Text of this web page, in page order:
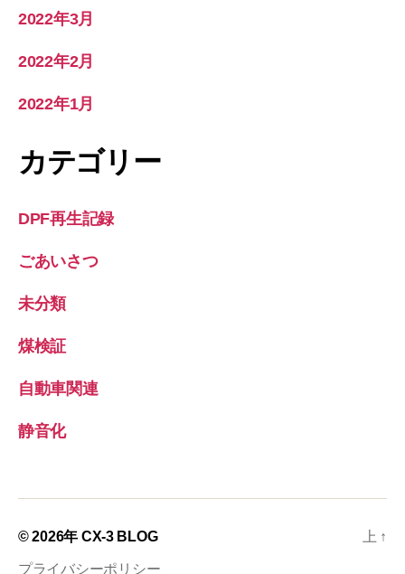
2022年3月
2022年2月
2022年1月
カテゴリー
DPF再生記録
ごあいさつ
未分類
煤検証
自動車関連
静音化
© 2026年 CX-3 BLOG
プライバシーポリシー
上 ↑